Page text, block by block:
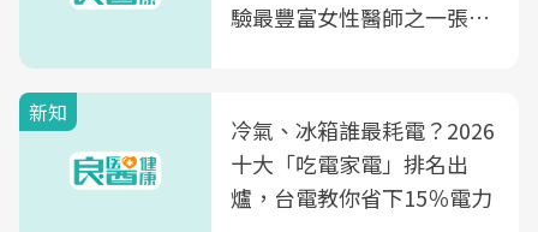
驗最豐富女性醫師之一張永
光田醫院建構360度女性健
康照護生態圈
新知
冷氣、冰箱誰最耗電？2026
十大「吃電家電」排名出
爐，台電教你省下15％電力